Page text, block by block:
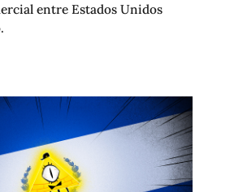
entre Estados Unidos